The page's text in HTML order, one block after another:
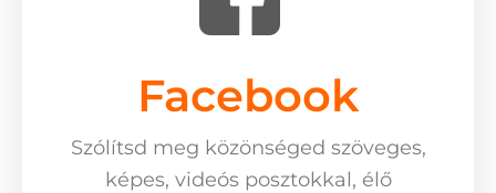
Facebook
Szólítsd meg közönséged szöveges,
képes, videós posztokkal, élő